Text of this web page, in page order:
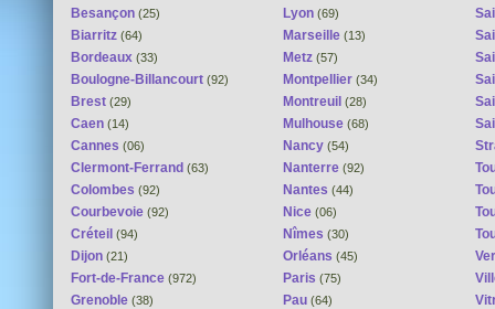
Besançon (25)
Biarritz (64)
Bordeaux (33)
Boulogne-Billancourt (92)
Brest (29)
Caen (14)
Cannes (06)
Clermont-Ferrand (63)
Colombes (92)
Courbevoie (92)
Créteil (94)
Dijon (21)
Fort-de-France (972)
Grenoble (38)
Lyon (69)
Marseille (13)
Metz (57)
Montpellier (34)
Montreuil (28)
Mulhouse (68)
Nancy (54)
Nanterre (92)
Nantes (44)
Nice (06)
Nîmes (30)
Orléans (45)
Paris (75)
Pau (64)